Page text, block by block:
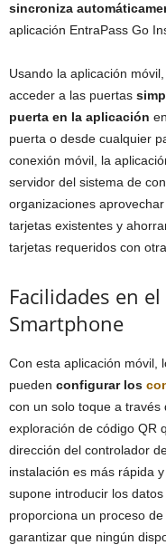
sincroniza
aplicación EntraPass Go
Usando la aplicación
acceder a las puertas
puerta en la aplicación
puerta o desde cualquier
conexión móvil, la
servidor del sistema de
organizaciones
tarjetas existentes y
tarjetas requeridos con
Facilidades en
Smartphone
Con esta aplicación móvil,
pueden configurar los
con un solo toque a través
exploración de código QR
dirección del controlador
instalación es más rápida
supone introducir los
proporciona un proceso
garantizar que ningún